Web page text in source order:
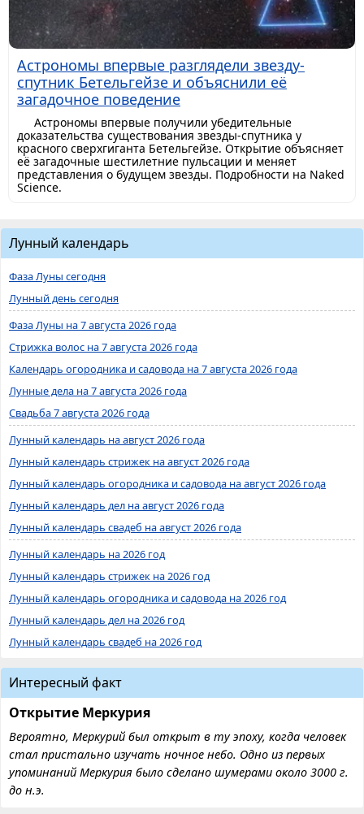
Астрономы впервые разглядели звезду-
спутник Бетельгейзе и объяснили её
загадочное поведение
Астрономы впервые получили убедительные
доказательства существования звезды-спутника у
красного сверхгиганта Бетельгейзе. Открытие объясняет
её загадочные шестилетние пульсации и меняет
представления о будущем звезды. Подробности на Naked
Science.
Лунный календарь
Фаза Луны сегодня
Лунный день сегодня
Фаза Луны на 7 августа 2026 года
Стрижка волос на 7 августа 2026 года
Календарь огородника и садовода на 7 августа 2026 года
Лунные дела на 7 августа 2026 года
Свадьба 7 августа 2026 года
Лунный календарь на август 2026 года
Лунный календарь стрижек на август 2026 года
Лунный календарь огородника и садовода на август 2026 года
Лунный календарь дел на август 2026 года
Лунный календарь свадеб на август 2026 года
Лунный календарь на 2026 год
Лунный календарь стрижек на 2026 год
Лунный календарь огородника и садовода на 2026 год
Лунный календарь дел на 2026 год
Лунный календарь свадеб на 2026 год
Интересный факт
Открытие Меркурия
Вероятно, Меркурий был открыт в ту эпоху, когда человек
стал пристально изучать ночное небо. Одно из первых
упоминаний Меркурия было сделано шумерами около 3000 г.
до н.э.